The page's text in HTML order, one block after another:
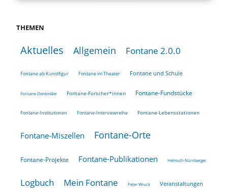
THEMEN
Aktuelles Allgemein Fontane 2.0.0
Fontane als Kunstfigur Fontane im Theater Fontane und Schule
Fontane-Denkmäler Fontane-Forscher*innen Fontane-Fundstücke
Fontane-Institutionen Fontane-Interviewreihe Fontane-Lebensstationen
Fontane-Miszellen Fontane-Orte
Fontane-Projekte Fontane-Publikationen Helmuth Nürnberger
Logbuch Mein Fontane Peter Wruck Veranstaltungen